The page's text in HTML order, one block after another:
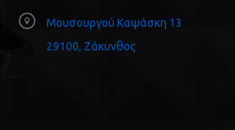
Μουσουργού Καψάσκη 13
29100, Ζάκυνθος